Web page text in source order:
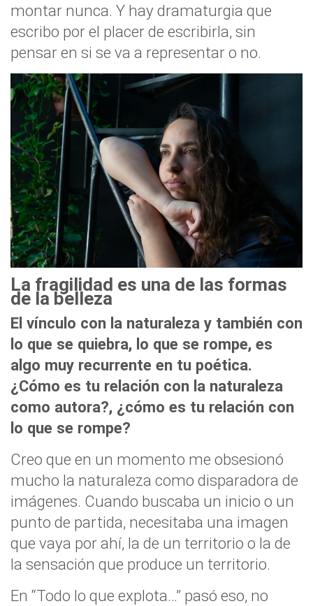
montar nunca. Y hay dramaturgia que
escribo por el placer de escribirla, sin
pensar en si se va a representar o no.
La fragilidad es una de las formas
de la belleza
El vínculo con la naturaleza y también con
lo que se quiebra, lo que se rompe, es
algo muy recurrente en tu poética.
¿Cómo es tu relación con la naturaleza
como autora?, ¿cómo es tu relación con
lo que se rompe?
Creo que en un momento me obsesionó
mucho la naturaleza como disparadora de
imágenes. Cuando buscaba un inicio o un
punto de partida, necesitaba una imagen
que vaya por ahí, la de un territorio o la de
la sensación que produce un territorio.
En “Todo lo que explota…” pasó eso, no